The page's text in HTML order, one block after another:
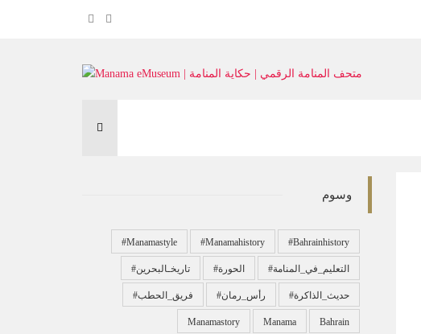
وسوم
#bahrainhistory
#manamahistory
#manamastyle
#التعليم_في_المنامة #الحورة #تاريخـالبحرين
#حديث_الذاكرة #رأس_رمان #فريق_الحطب
Bahrain
Manama
Manamastory